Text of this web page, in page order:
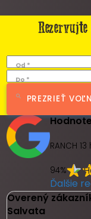
Od *
Do *
PREZRIEŤ
RANCH
94%
Ďalšie
Overený
Salvata